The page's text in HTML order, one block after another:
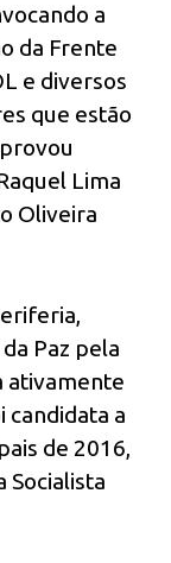
a
da Frente
e diversos
que estão
Lima
Oliveira
Paz pela
ativamente
candidata a
de 2016,
Socialista